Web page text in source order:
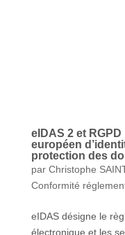
eIDAS 2 et
européen
protection des
par Christophe
Conformité
eIDAS désigne le
électronique et les